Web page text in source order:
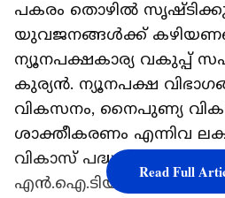
പകരം തൊഴില്‍
യുവജനങ്ങള്‍ക്ക്
ന്യൂനപക്ഷകാര്യ വകുപ്പ്
കുര്യന്‍. ന്യൂനപക്ഷ
വികസനം, നൈപുണ്യ
ശാക്തീകരണം എന്നിവ
വികാസ് പദ്ധതിയില്‍
എന്‍.ഐ.ടിയില്‍ നടന്ന
Read Full